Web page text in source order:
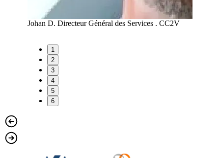
Johan D. Directeur Général des Services . CC2V
1
2
3
4
5
6